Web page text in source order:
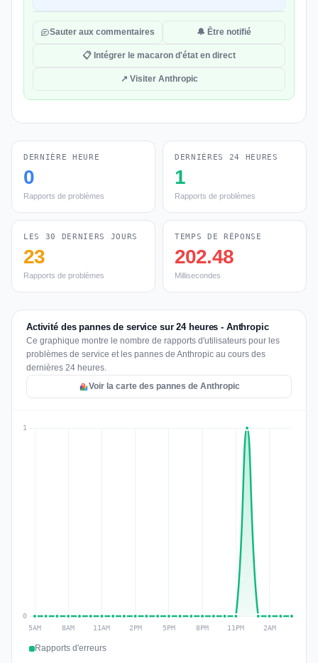
Sauter aux commentaires 🔔 Être notifié
📋 Intégrer le macaron d'état en direct
↗ Visiter Anthropic
DERNIÈRE HEURE
0
Rapports de problèmes
DERNIÈRES 24 HEURES
1
Rapports de problèmes
LES 30 DERNIERS JOURS
23
Rapports de problèmes
TEMPS DE RÉPONSE
202.48
Millisecondes
Activité des pannes de service sur 24 heures - Anthropic
Ce graphique montre le nombre de rapports d'utilisateurs pour les
problèmes de service et les pannes de Anthropic au cours des
dernières 24 heures.
Voir la carte des pannes de Anthropic
Rapports d'erreurs